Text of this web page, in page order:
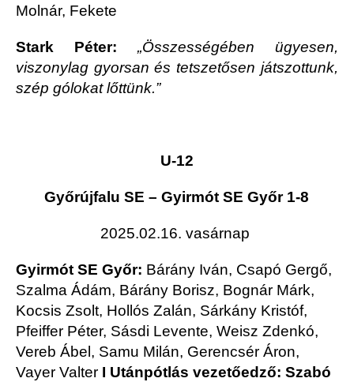
Molnár, Fekete
Stark Péter:
„Összességében ügyesen,
viszonylag gyorsan és tetszetősen játszottunk,
szép gólokat lőttünk.”
U-12
Győrújfalu SE – Gyirmót SE Győr 1-8
2025.02.16. vasárnap
Gyirmót SE Győr: Bárány Iván, Csapó Gergő,
Szalma Ádám, Bárány Borisz, Bognár Márk,
Kocsis Zsolt, Hollós Zalán, Sárkány Kristóf,
Pfeiffer Péter, Sásdi Levente, Weisz Zdenkó,
Vereb Ábel, Samu Milán, Gerencsér Áron,
Vayer Valter I Utánpótlás vezetőedző: Szabó